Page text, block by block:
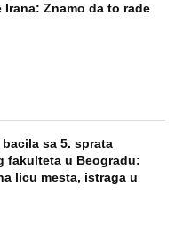
Irana: Znamo da to rade
sa 5. sprata
fakulteta u Beogradu:
licu mesta, istraga u